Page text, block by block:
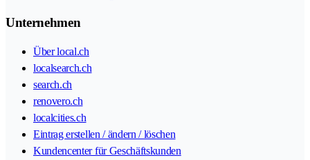
Unternehmen
Über local.ch
localsearch.ch
search.ch
renovero.ch
localcities.ch
Eintrag erstellen / ändern / löschen
Kundencenter für Geschäftskunden